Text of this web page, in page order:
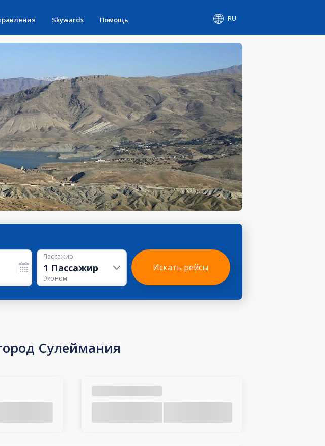
Skywards Помощь RU
Пассажир
1 Пассажир
Эконом
Искать рейсы
Сулеймания